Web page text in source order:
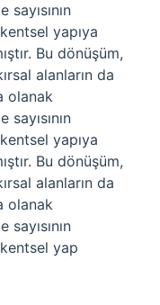
sayısının
yapıya
Bu dönüşüm,
alanların da
olanak
sayısının
yapıya
Bu dönüşüm,
alanların da
olanak
sayısının
yap